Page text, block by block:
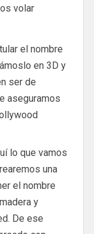
volar
el nombre
en 3D y
ser de
aseguramos
lo que vamos
una
el nombre
y
De ese